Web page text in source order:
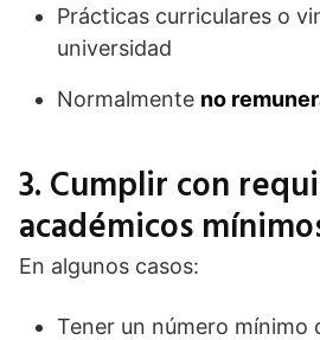
Prácticas curriculares o
universidad
Normalmente no
3. Cumplir con
académicos
En algunos casos:
Tener un número mínimo